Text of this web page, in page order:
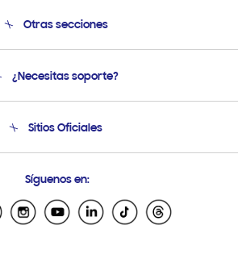
Otras secciones
Soporte
Condiciones de Compra
¿Necesitas soporte?
Soporte vía eMail
Sitios Oficiales
Samsung Ecuador
Samsung El Salvador
Síguenos en: